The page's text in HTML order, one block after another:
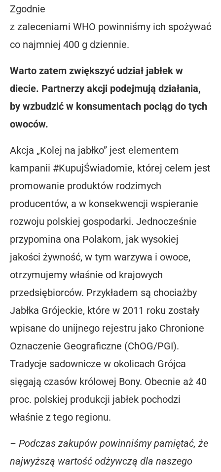
Zgodnie
z zaleceniami WHO powinniśmy ich spożywać
co najmniej 400 g dziennie.
Warto zatem zwiększyć udział jabłek w
diecie. Partnerzy akcji podejmują działania,
by wzbudzić w konsumentach pociąg do tych
owoców.
Akcja „Kolej na jabłko” jest elementem
kampanii #KupujŚwiadomie, której celem jest
promowanie produktów rodzimych
producentów, a w konsekwencji wspieranie
rozwoju polskiej gospodarki. Jednocześnie
przypomina ona Polakom, jak wysokiej
jakości żywność, w tym warzywa i owoce,
otrzymujemy właśnie od krajowych
przedsiębiorców. Przykładem są chociażby
Jabłka Grójeckie, które w 2011 roku zostały
wpisane do unijnego rejestru jako Chronione
Oznaczenie Geograficzne (ChOG/PGI).
Tradycje sadownicze w okolicach Grójca
sięgają czasów królowej Bony. Obecnie aż 40
proc. polskiej produkcji jabłek pochodzi
właśnie z tego regionu.
– Podczas zakupów powinniśmy pamiętać, że
najwyższą wartość odżywczą dla naszego